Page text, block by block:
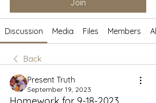
Join
Discussion Media Files Members
Back
Present Truth
September 19, 2023